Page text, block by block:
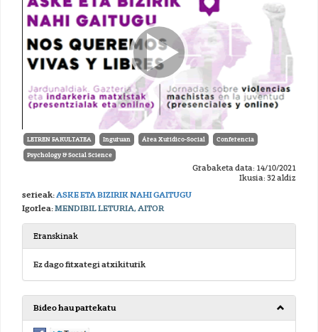
LETREN FAKULTATEA Inguruan Área Xurídico-Social Conferencia
Psychology & Social Science
Grabaketa data: 14/10/2021
Ikusia: 32 aldiz
serieak:ASKE ETA BIZIRIK NAHI GAITUGU
Igorlea:MENDIBIL LETURIA, AITOR
Eranskinak
Ez dago fitxategi atxikiturik
Bideo hau partekatu